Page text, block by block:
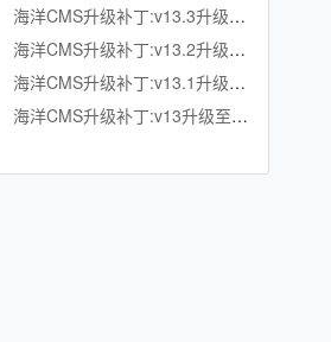
海洋CMS升级补丁:v13.3升级至v13.4
海洋CMS升级补丁:v13.2升级至v13.3
海洋CMS升级补丁:v13.1升级至v13.2
海洋CMS升级补丁:v13升级至v13.1